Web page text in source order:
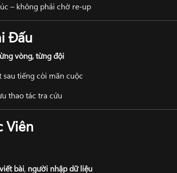
– không phải chờ re-up
Đấu
vòng, từng đội
tiếng còi mãn cuộc
thao tác tra cứu
Viên
bài, người nhập dữ liệu